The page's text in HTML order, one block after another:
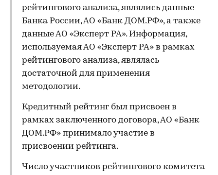
рейтингового анализа, являлись данные
Банка России, АО «Банк ДОМ.РФ», а также
данные АО «Эксперт РА». Информация,
используемая АО «Эксперт РА» в рамках
рейтингового анализа, являлась
достаточной для применения
методологии.
Кредитный рейтинг был присвоен в
рамках заключенного договора, АО «Банк
ДОМ.РФ» принимало участие в
присвоении рейтинга.
Число участников рейтингового комитета